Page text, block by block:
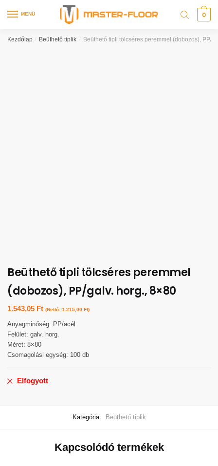
MENÜ 0
Kezdőlap / Beüthető tiplik / Beüthető tipli tölcséres peremmel (dobozos), PP/
Beüthető tipli tölcséres peremmel
(dobozos), PP/galv. horg., 8×80
1.543,05 Ft (Nettó: 1.215,00 Ft)
Anyagminőség: PP/acél
Felület: galv. horg.
Méret: 8×80
Csomagolási egység: 100 db
Elfogyott
Kategória: Beüthető tiplik
Kapcsolódó termékek